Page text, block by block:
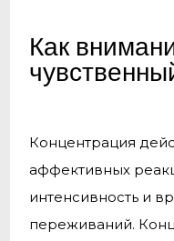
Как
Концентрация
аффективных
интенсивность и
переживаний.